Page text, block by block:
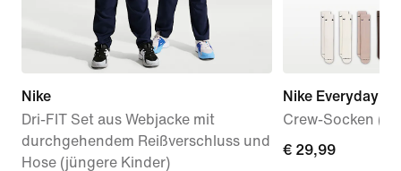
Nike
Dri-FIT Set aus Webjacke mit
durchgehendem Reißverschluss und
Hose (jüngere Kinder)
Nike Everyday
Crew-Socken (6
€ 29,99
€ 29,99